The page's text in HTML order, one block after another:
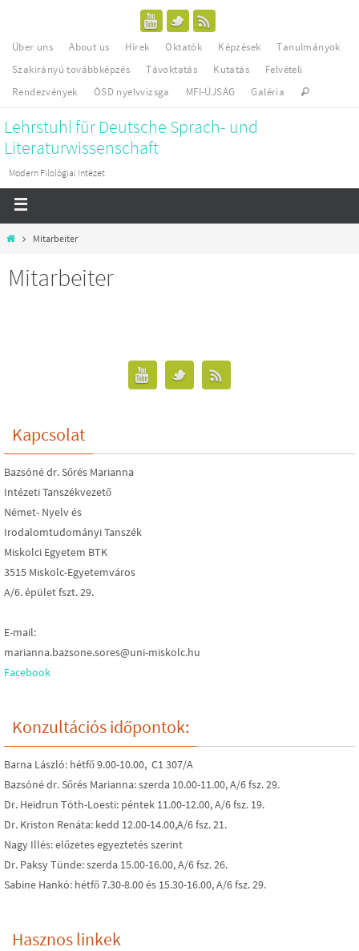
Über uns About us Hírek Oktatók Képzések
Tanulmányok
Szakirányú továbbképzés
Távoktatás Kutatás
Felvételi
Rendezvények
ÖSD nyelvvizsga MFI-ÚJSÁG Galéria
Lehrstuhl für Deutsche Sprach- und
Literaturwissenschaft
Modern Filológiai Intézet
Mitarbeiter
Mitarbeiter
Kapcsolat
Bazsóné dr. Sőrés Marianna
Intézeti Tanszékvezető
Német- Nyelv és
Irodalomtudományi Tanszék
Miskolci Egyetem BTK
3515 Miskolc-Egyetemváros
A/6. épület fszt. 29.
E-mail:
marianna.bazsone.sores@uni-miskolc.hu
Facebook
Konzultációs időpontok:
Barna László: hétfő 9.00-10.00, C1 307/A
Bazsóné dr. Sőrés Marianna: szerda 10.00-11.00, A/6 fsz. 29.
Dr. Heidrun Tóth-Loesti: péntek 11.00-12.00, A/6 fsz. 19.
Dr. Kriston Renáta: kedd 12.00-14.00,A/6 fsz. 21.
Nagy Illés: előzetes egyeztetés szerint
Dr. Paksy Tünde: szerda 15.00-16.00, A/6 fsz. 26.
Sabine Hankó: hétfő 7.30-8.00 és 15.30-16.00, A/6 fsz. 29.
Hasznos linkek